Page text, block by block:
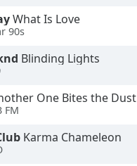
What Is Love
90s
Blinding Lights
One Bites the Dust
FM
Karma Chameleon